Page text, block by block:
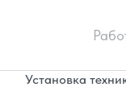
Установка